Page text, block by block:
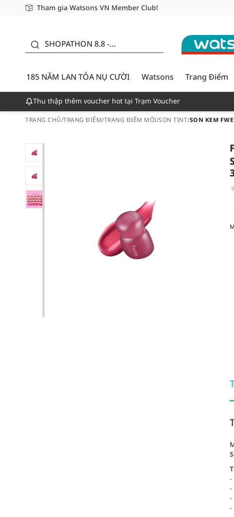
Tham gia Watsons VN Member Club!
Miễn phí giao hàng cho đơn hàng từ 249,000Đ
Giao hàng nhanh 24h - Áp dụng khu vực TP. Hồ Chí Minh
SHOPATHON 8.8 -
CƯỜI - GIẢM ĐẾN
50%
185 NĂM LAN TỎA NỤ CƯỜI
Watsons Trang Điểm
Thu thập thêm voucher hot tại Trạm Voucher
TRANG CHỦ/TRANG ĐIỂM/TRANG ĐIỂM MÔI/SON TINT/SON KEM
-
-
-
-